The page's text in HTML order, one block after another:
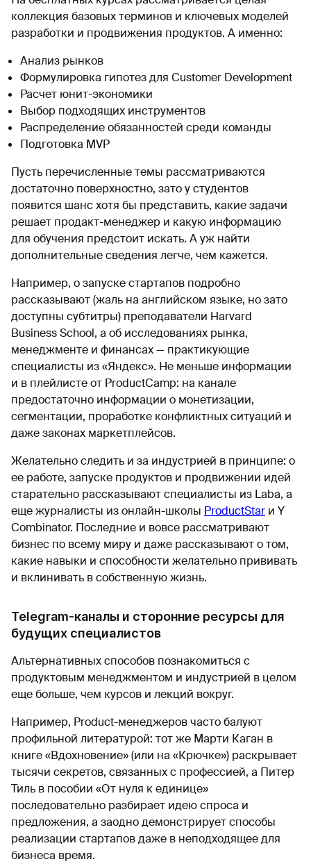
коллекция базовых терминов и ключевых моделей
разработки и продвижения продуктов. А именно:
Анализ рынков
Формулировка гипотез для Customer Development
Расчет юнит-экономики
Выбор подходящих инструментов
Распределение обязанностей среди команды
Подготовка MVP
Пусть перечисленные темы рассматриваются
достаточно поверхностно, зато у студентов
появится шанс хотя бы представить, какие задачи
решает продакт-менеджер и какую информацию
для обучения предстоит искать. А уж найти
дополнительные сведения легче, чем кажется.
Например, о запуске стартапов подробно
рассказывают (жаль на английском языке, но зато
доступны субтитры) преподаватели Harvard
Business School, а об исследованиях рынка,
менеджменте и финансах — практикующие
специалисты из «Яндекс». Не меньше информации
и в плейлисте от ProductCamp: на канале
предостаточно информации о монетизации,
сегментации, проработке конфликтных ситуаций и
даже законах маркетплейсов.
Желательно следить и за индустрией в принципе: о
ее работе, запуске продуктов и продвижении идей
старательно рассказывают специалисты из Laba, а
еще журналисты из онлайн-школы ProductStar и Y
Combinator. Последние и вовсе рассматривают
бизнес по всему миру и даже рассказывают о том,
какие навыки и способности желательно прививать
и вклинивать в собственную жизнь.
Telegram-каналы и сторонние ресурсы для
будущих специалистов
Альтернативных способов познакомиться с
продуктовым менеджментом и индустрией в целом
еще больше, чем курсов и лекций вокруг.
Например, Product-менеджеров часто балуют
профильной литературой: тот же Марти Каган в
книге «Вдохновение» (или на «Крючке») раскрывает
тысячи секретов, связанных с профессией, а Питер
Тиль в пособии «От нуля к единице»
последовательно разбирает идею спроса и
предложения, а заодно демонстрирует способы
реализации стартапов даже в неподходящее для
бизнеса время.